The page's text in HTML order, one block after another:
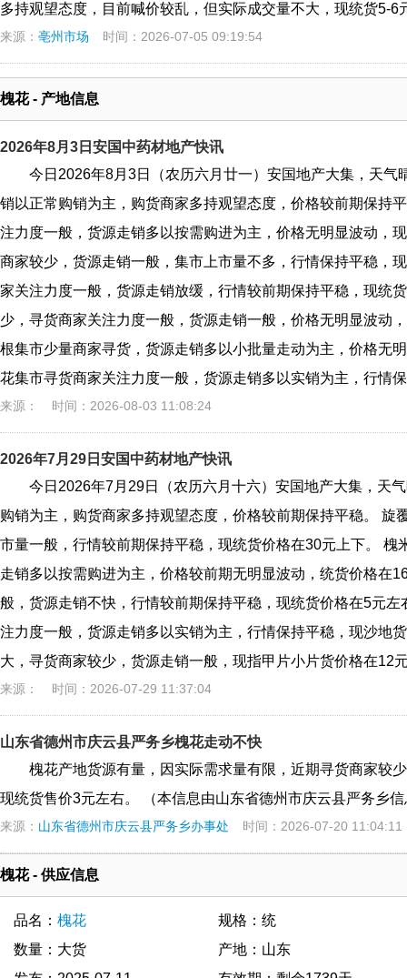
多持观望态度，目前喊价较乱，但实际成交量不大，现统货5-6
来源： 亳州市场 时间：2026-07-05 09:19:54
槐花 - 产地信息
2026年8月3日安国中药材地产快讯
今日2026年8月3日（农历六月廿一）安国地产大集，天气
销以正常购销为主，购货商家多持观望态度，价格较前期保持
注力度一般，货源走销多以按需购进为主，价格无明显波动，
商家较少，货源走销一般，集市上市量不多，行情保持平稳，
家关注力度一般，货源走销放缓，行情较前期保持平稳，现统
少，寻货商家关注力度一般，货源走销一般，价格无明显波动
根集市少量商家寻货，货源走销多以小批量走动为主，价格无
花集市寻货商家关注力度一般，货源走销多以实销为主，行情
来源： 时间：2026-08-03 11:08:24
2026年7月29日安国中药材地产快讯
今日2026年7月29日（农历六月十六）安国地产大集，天
购销为主，购货商家多持观望态度，价格较前期保持平稳。 旋
市量一般，行情较前期保持平稳，现统货价格在30元上下。 槐
走销多以按需购进为主，价格较前期无明显波动，统货价格在
般，货源走销不快，行情较前期保持平稳，现统货价格在5元
注力度一般，货源走销多以实销为主，行情保持平稳，现沙地
大，寻货商家较少，货源走销一般，现指甲片小片货价格在12
来源： 时间：2026-07-29 11:37:04
山东省德州市庆云县严务乡槐花走动不快
槐花产地货源有量，因实际需求量有限，近期寻货商家较
现统货售价3元左右。 （本信息由山东省德州市庆云县严务乡
来源： 山东省德州市庆云县严务乡办事处 时间：2026-07-20 11:04:11
槐花 - 供应信息
品名： 槐花
数量：大货
规格：统
产地：山东